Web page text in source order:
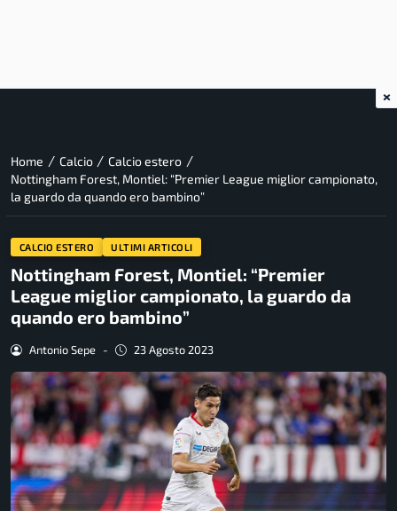
Home / Calcio / Calcio estero /
Nottingham Forest, Montiel: “Premier League miglior campionato,
la guardo da quando ero bambino”
CALCIO ESTERO ULTIMI ARTICOLI
Nottingham Forest, Montiel: “Premier
League miglior campionato, la guardo da
quando ero bambino”
Antonio Sepe - 23 Agosto 2023
×